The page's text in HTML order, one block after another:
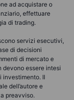
ad acquistare o
effettuare
di trading.
servizi esecutivi,
di decisioni
di mercato e
devono essere intesi
investimento. Il
dell’autore e
preavviso.